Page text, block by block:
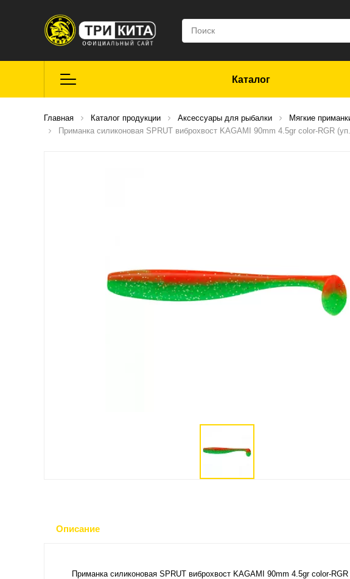
Каталог
Главная Каталог продукции Аксессуары для рыбалки Мягкие
Приманка силиконовая SPRUT виброхвост KAGAMI 90mm 4.5gr color-RGR
Описание
Приманка силиконовая SPRUT виброхвост KAGAMI 90mm 4.5gr color-